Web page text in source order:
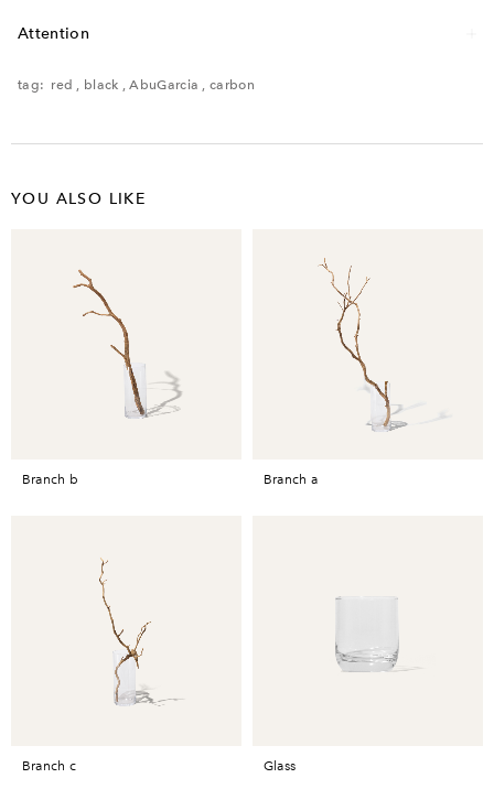
Attention
ださい。
tag: red , black ,AbuGarcia ,carbon
YOU ALSO LIKE
branch b branch a
branch c glass